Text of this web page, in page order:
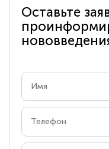
Оставьте